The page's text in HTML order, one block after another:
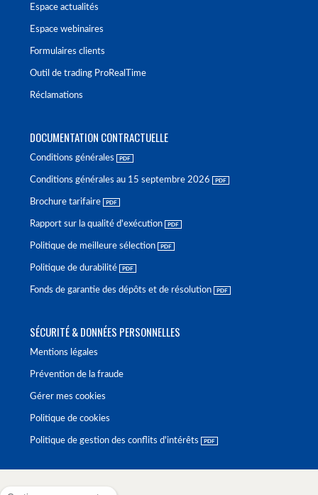
Espace actualités
Espace webinaires
Formulaires clients
Outil de trading ProRealTime
Réclamations
DOCUMENTATION CONTRACTUELLE
Conditions générales
Conditions générales au 15 septembre 2026
Brochure tarifaire
Rapport sur la qualité d'exécution
Politique de meilleure sélection
Politique de durabilité
Fonds de garantie des dépôts et de résolution
SÉCURITÉ & DONNÉES PERSONNELLES
Mentions légales
Prévention de la fraude
Gérer mes cookies
Politique de cookies
Politique de gestion des conflits d'intérêts